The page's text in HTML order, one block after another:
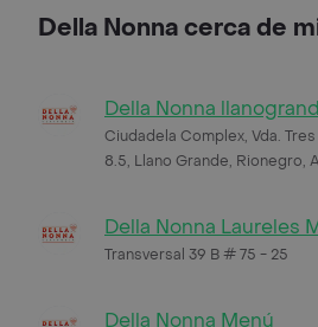
Della Nonna cerca de
Della Nonna
Ciudadela Complex, Vda.
8.5, Llano Grande, Rionegro,
Della Nonna Laureles
Transversal 39 B # 75 - 25
Della Nonna Menú